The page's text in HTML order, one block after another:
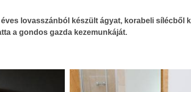
lovasszánból készült ágyat, korabeli sílécből
a gondos gazda kezemunkáját.